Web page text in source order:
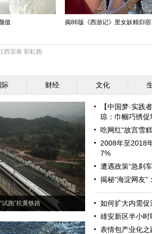
值 揭86版《西游记》里女妖精归
西宜春 彩虹跑
际 财经 文化
试跑”杭黄铁路
【中国梦·实践
琼：巾帼巧绣促
吃网红“故宫雪
2008年至2018
7%
遭遇政策“急刹
揭秘“海淀网友
如何扩大内需促
雄安新区半小
表情包产业化